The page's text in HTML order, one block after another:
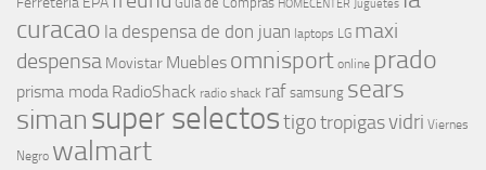
HOMECENTER Juguetes
curacao la despensa de don juan laptops LG maxi
despensa Movistar Muebles omnisport online prado
prisma moda RadioShack radio shack raf samsung sears
simansuper selectostigotropigasvidri Viernes
Negro walmart